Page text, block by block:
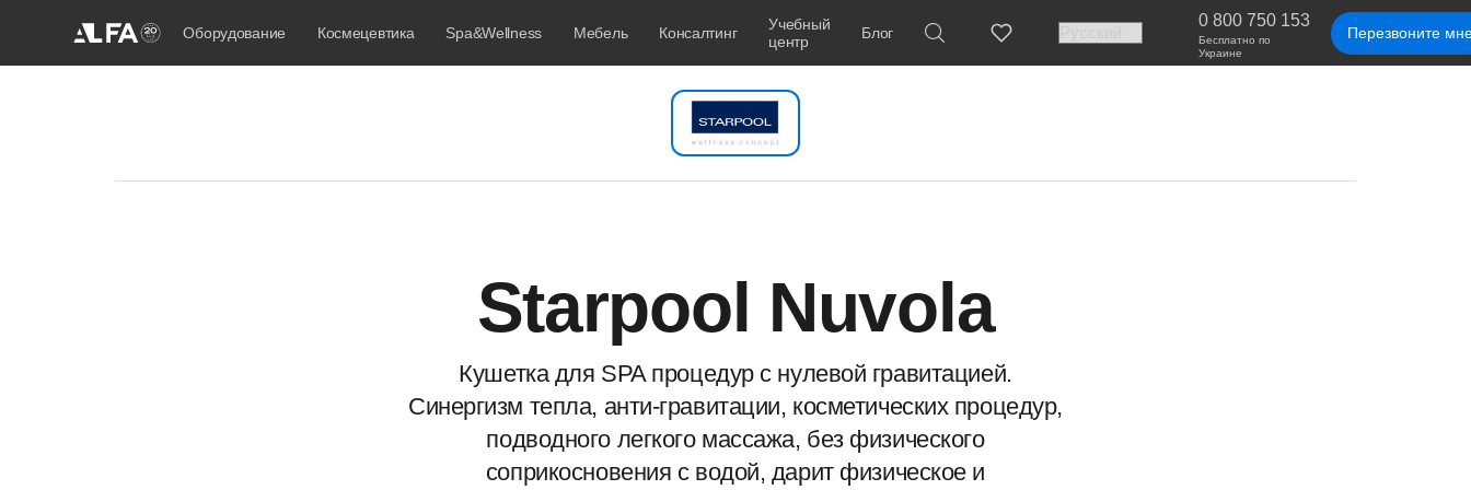
Оборудование Космецевтика Spa&Wellness Мебель Консалтинг
Учебный
центр
Блог
0 800 750 153
Бесплатно по
Украине
Перезвоните
Starpool Nuvola
Кушетка для SPA процедур с нулевой гравитацией.
Синергизм тепла, анти-гравитации, косметических процедур,
подводного легкого массажа, без физического
соприкосновения с водой, дарит физическое и